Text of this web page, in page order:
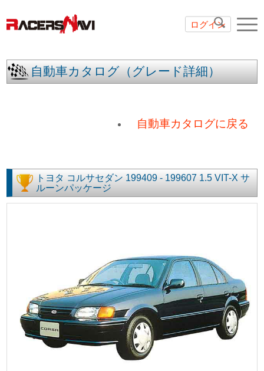
ログイン
自動車カタログ（グレード詳細）
自動車カタログに戻る
トヨタ コルサセダン 199409 - 199607 1.5 VIT-X サ
ルーンパッケージ